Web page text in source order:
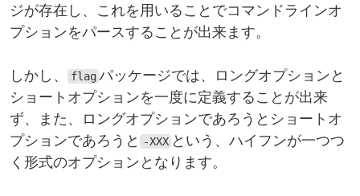
ジが存在し、これを用いることでコマンドラインオ
プションをパースすることが出来ます。
しかし、 flag パッケージでは、ロングオプションと
ショートオプションを一度に定義することが出来
ず、また、ロングオプションであろうとショートオ
プションであろうと
-XXX という、ハイフンが一つつ
く形式のオプションとなります。